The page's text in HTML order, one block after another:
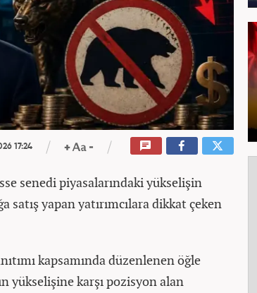
17:24
senedi piyasalarındaki yükselişin
satış yapan yatırımcılara dikkat çeken
kapsamında düzenlenen öğle
yükselişine karşı pozisyon alan